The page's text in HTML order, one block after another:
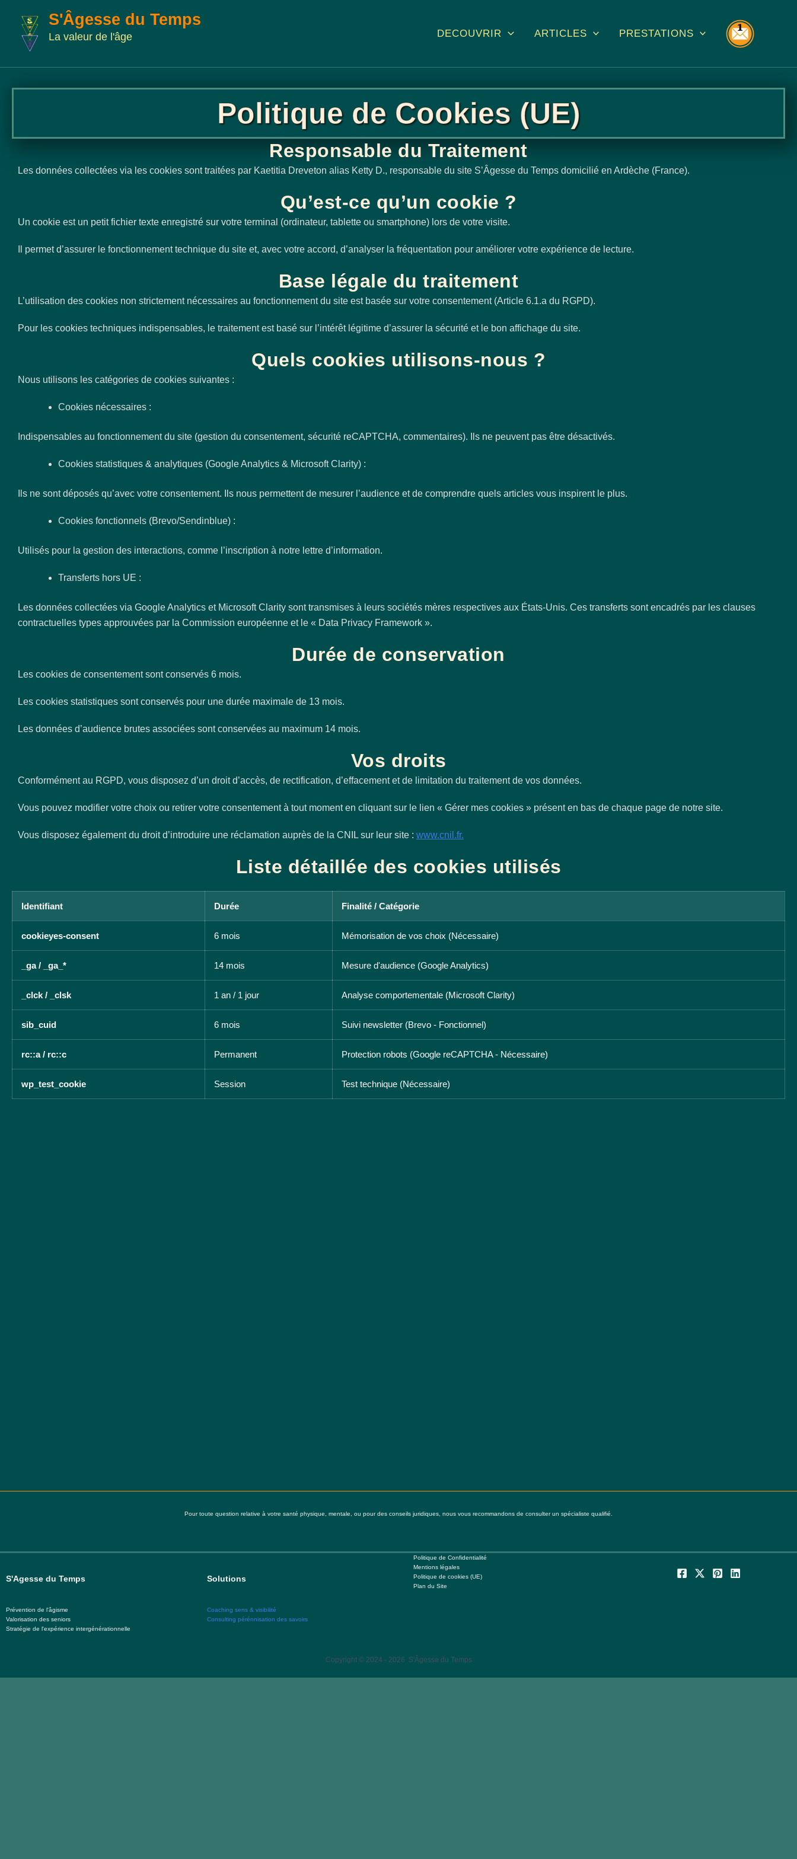
contenu
S'Âgesse du Temps
La valeur de l'âge DECOUVRIR ARTICLES PRESTATIONS
Politique de Cookies (UE)
Responsable du Traitement
Les données collectées via les cookies sont traitées par Kaetitia Dreveton alias Ketty D., responsable du site S’Âgesse du Temps domicilié en Ardèche (France).
Qu’est-ce qu’un cookie ?
Un cookie est un petit fichier texte enregistré sur votre terminal (ordinateur, tablette ou smartphone) lors de votre visite.
Il permet d’assurer le fonctionnement technique du site et, avec votre accord, d’analyser la fréquentation pour améliorer votre expérience de lecture.
Base légale du traitement
L’utilisation des cookies non strictement nécessaires au fonctionnement du site est basée sur votre consentement (Article 6.1.a du RGPD).
Pour les cookies techniques indispensables, le traitement est basé sur l’intérêt légitime d’assurer la sécurité et le bon affichage du site.
Quels cookies utilisons-nous ?
Nous utilisons les catégories de cookies suivantes :
Cookies nécessaires :
Indispensables au fonctionnement du site (gestion du consentement, sécurité reCAPTCHA, commentaires). Ils ne peuvent pas être désactivés.
Cookies statistiques & analytiques (Google Analytics & Microsoft Clarity) :
Ils ne sont déposés qu’avec votre consentement. Ils nous permettent de mesurer l’audience et de comprendre quels articles vous inspirent le plus.
Cookies fonctionnels (Brevo/Sendinblue) :
Utilisés pour la gestion des interactions, comme l’inscription à notre lettre d’information.
Transferts hors UE :
Les données collectées via Google Analytics et Microsoft Clarity sont transmises à leurs sociétés mères respectives aux États-Unis. Ces transferts sont encadrés par les clauses
contractuelles types approuvées par la Commission européenne et le « Data Privacy Framework ».
Durée de conservation
Les cookies de consentement sont conservés 6 mois.
Les cookies statistiques sont conservés pour une durée maximale de 13 mois.
Les données d’audience brutes associées sont conservées au maximum 14 mois.
Vos droits
Conformément au RGPD, vous disposez d’un droit d’accès, de rectification, d’effacement et de limitation du traitement de vos données.
Vous pouvez modifier votre choix ou retirer votre consentement à tout moment en cliquant sur le lien « Gérer mes cookies » présent en bas de chaque page de notre site.
Vous disposez également du droit d’introduire une réclamation auprès de la CNIL sur leur site : www.cnil.fr.
Liste détaillée des cookies utilisés
Identifiant Durée Finalité / Catégorie
cookieyes-consent 6 mois Mémorisation de vos choix (Nécessaire)
_ga / _ga_* 14 mois Mesure d'audience (Google Analytics)
_clck / _clsk 1 an / 1 jour Analyse comportementale (Microsoft Clarity)
sib_cuid 6 mois Suivi newsletter (Brevo - Fonctionnel)
rc::a / rc::c Permanent Protection robots (Google reCAPTCHA - Nécessaire)
wp_test_cookie Session Test technique (Nécessaire)
Pour toute question relative à votre santé physique, mentale, ou pour des conseils juridiques, nous vous recommandons de consulter un spécialiste qualifié.
S'Agesse du Temps
Prévention de l'âgisme
Valorisation des seniors
Stratégie de l'expérience intergénérationnelle
Solutions
Coaching sens & visibilité
Consulting pérénnisation des savoirs
Politique de Confidentialité
Mentions légales
Politique de cookies (UE)
Plan du Site
Copyright © 2024 - 2026 S'Âgesse du Temps